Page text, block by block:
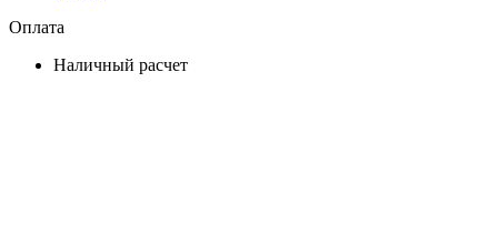
Оплата
Наличный расчет